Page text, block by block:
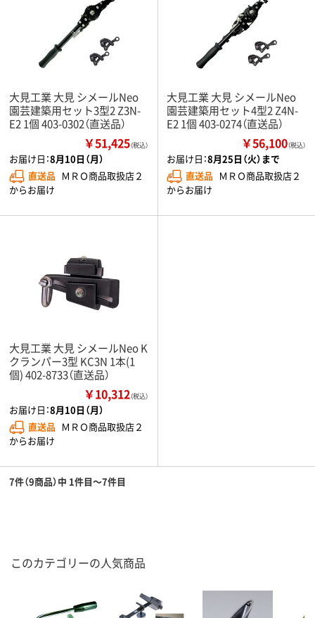
大見工業 大見 シメールNeo
園芸建築用セット3型2 Z3N-
E2 1個 403-0302（直送品）
￥51,425（税込）
お届け日：8月10日（月）
直送品 ＭＲＯ商品取扱店２
からお届け
大見工業 大見 シメールNeo
園芸建築用セット4型2 Z4N-
E2 1個 403-0274（直送品）
￥56,100（税込）
お届け日：8月25日（火）まで
直送品 ＭＲＯ商品取扱店２
からお届け
大見工業 大見 シメールNeo K
クランパー3型 KC3N 1本(1
個) 402-8733（直送品）
￥10,312（税込）
お届け日：8月10日（月）
直送品 ＭＲＯ商品取扱店２
からお届け
7件（9商品）中 1件目～7件目
このカテゴリーの人気商品